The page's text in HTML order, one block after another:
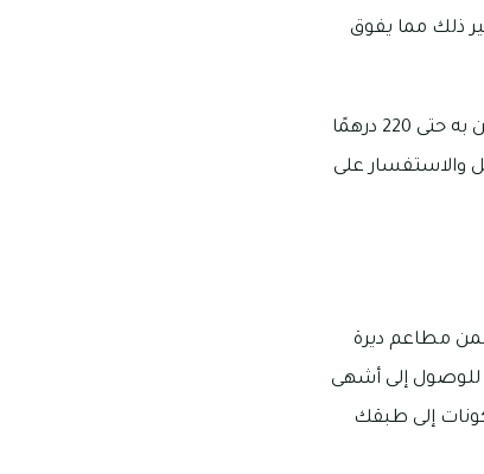
ذلك مما يفوق
يقع مطعم فوجي الياباني في فندق ميلينيوم المطار بمنطقة القرهود، ويصل متوسط التكلفة لفردين به حتى 220 درهمًا
التواصل والاستفسار على
مطاعم ديرة
للوصول إلى أشهى
إلى طبقك